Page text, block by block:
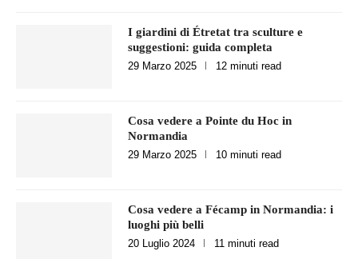
I giardini di Étretat tra sculture e
suggestioni: guida completa
29 Marzo 2025 12 minuti read
Cosa vedere a Pointe du Hoc in
Normandia
29 Marzo 2025 10 minuti read
Cosa vedere a Fécamp in Normandia: i
luoghi più belli
20 Luglio 2024 11 minuti read